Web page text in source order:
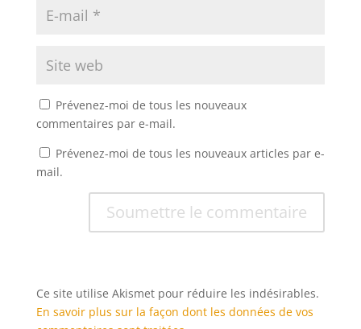
Prévenez-moi de tous les nouveaux
commentaires par e-mail.
Prévenez-moi de tous les nouveaux articles par e-
mail.
Soumettre le commentaire
Ce site utilise Akismet pour réduire les indésirables.
En savoir plus sur la façon dont les données de vos